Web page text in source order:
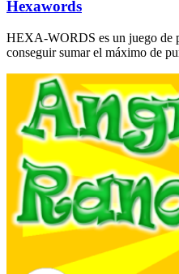
Hexawords
HEXA-WORDS es un juego de
conseguir sumar el máximo de